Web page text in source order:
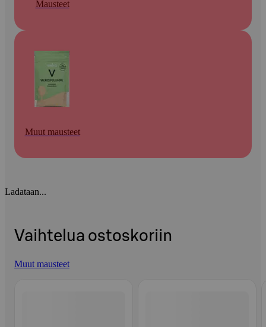
Mausteet
Muut mausteet
Ladataan...
Vaihtelua ostoskoriin
Muut mausteet